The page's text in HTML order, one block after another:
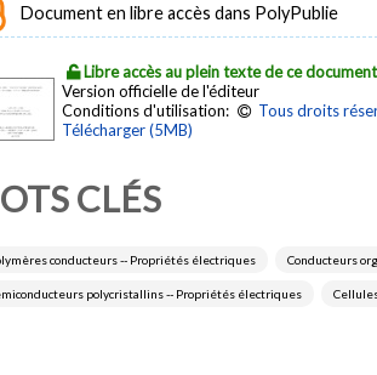
Document en libre accès dans PolyPublie
Libre accès au plein texte de ce document
Version officielle de l'éditeur
Conditions d'utilisation:
Tous droits
Télécharger (5MB)
CLÉS
conducteurs -- Propriétés électriques Conducteurs
polycristallins -- Propriétés électriques